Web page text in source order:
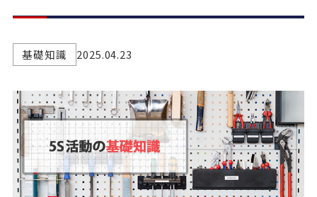
基礎知識 2025.04.23